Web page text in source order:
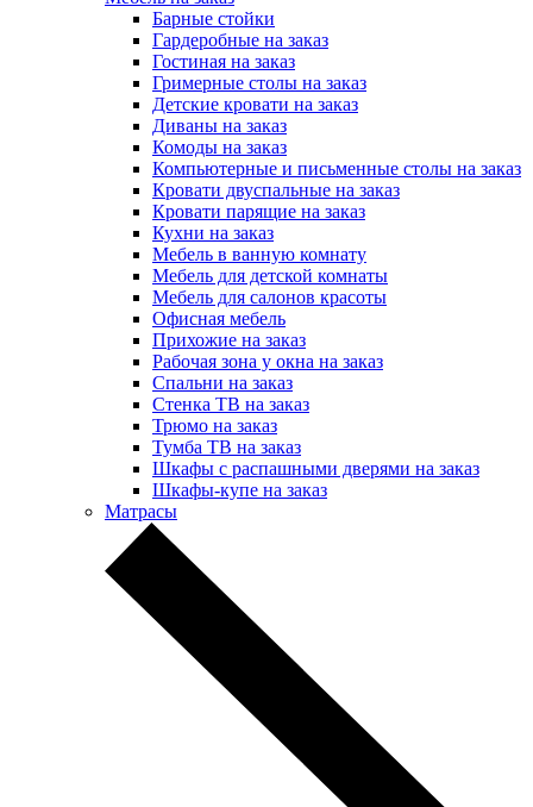
Барные стойки
Гардеробные на заказ
Гостиная на заказ
Гримерные столы на заказ
Детские кровати на заказ
Диваны на заказ
Комоды на заказ
Компьютерные и письменные столы на заказ
Кровати двуспальные на заказ
Кровати парящие на заказ
Кухни на заказ
Мебель в ванную комнату
Мебель для детской комнаты
Мебель для салонов красоты
Офисная мебель
Прихожие на заказ
Рабочая зона у окна на заказ
Спальни на заказ
Стенка ТВ на заказ
Трюмо на заказ
Тумба ТВ на заказ
Шкафы с распашными дверями на заказ
Шкафы-купе на заказ
Матрасы